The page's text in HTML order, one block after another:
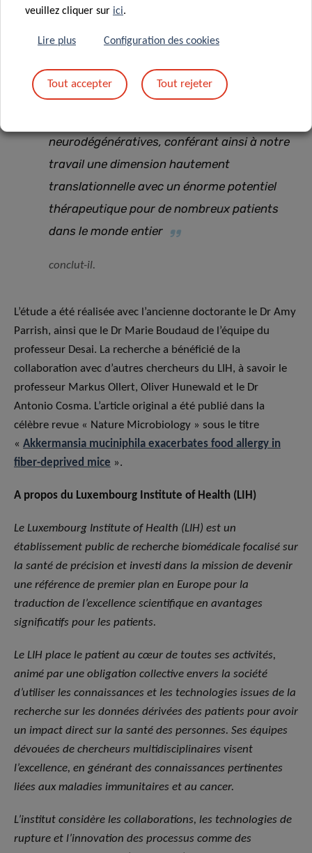
dont leurs fonctions sont affectées par des
prévention et du traitement d’un large
éventail d’afflictions, des allergies
neurodégénératives, conférant ainsi à notre
travail une dimension hautement
translationnelle avec un énorme potentiel
thérapeutique pour de nombreux patients
dans le monde entier
conclut-il.
L’étude a été réalisée avec l’ancienne doctorante le Dr Amy
Parrish, ainsi que le Dr Marie Boudaud de l’équipe du
professeur Desai. La recherche a bénéficié de la
collaboration avec d’autres chercheurs du LIH, à savoir le
professeur Markus Ollert, Oliver Hunewald et le Dr
Antonio Cosma. L’article original a été publié dans la
célèbre revue « Nature Microbiology » sous le titre
« Akkermansia muciniphila exacerbates food allergy in
fiber-deprived mice ».
A propos du Luxembourg Institute of Health (LIH)
Le Luxembourg Institute of Health (LIH) est un
établissement public de recherche biomédicale focalisé sur
la santé de précision et investi dans la mission de devenir
une référence de premier plan en Europe pour la
traduction de l’excellence scientifique en avantages
significatifs pour les patients.
Le LIH place le patient au cœur de toutes ses activités,
animé par une obligation collective envers la société
d’utiliser les connaissances et les technologies issues de la
recherche sur les données dérivées des patients pour avoir
un impact direct sur la santé des personnes. Ses équipes
dévouées de chercheurs multidisciplinaires visent
l’excellence, en générant des connaissances pertinentes
liées aux maladies immunitaires et au cancer.
L’institut considère les collaborations, les technologies de
rupture et l’innovation des processus comme des
veuillez cliquer sur ici.
Lire plus Configuration des cookies
Tout accepter Tout rejeter